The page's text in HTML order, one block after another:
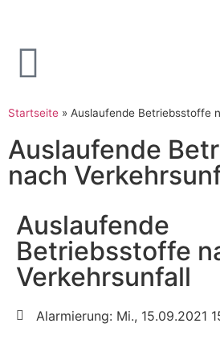
Startseite » Auslaufende Betriebsstoffe
Auslaufende
nach
Auslaufende
Betriebsstoffe
Verkehrsunfall
Alarmierung: Mi., 15.09.2021